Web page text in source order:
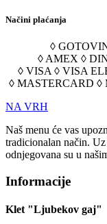
Načini plaćanja
◊
◊ AMEX ◊
◊ VISA ◊ VISA
◊ MASTERCARD ◊
NA VRH
Naš menu će vas
tradicionalan način.
odnjegovana su u
Informacije
Klet "Ljubekov gaj"